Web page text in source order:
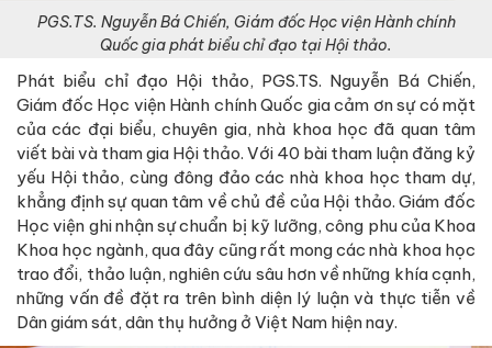
PGS.TS. Nguyễn Bá Chiến, Giám đốc Học viện Hành chính
Quốc gia phát biểu chỉ đạo tại Hội thảo.
Phát biểu chỉ đạo Hội thảo, PGS.TS. Nguyễn Bá Chiến,
Giám đốc Học viện Hành chính Quốc gia cảm ơn sự có mặt
của các đại biểu, chuyên gia, nhà khoa học đã quan tâm
viết bài và tham gia Hội thảo. Với 40 bài tham luận đăng kỷ
yếu Hội thảo, cùng đông đảo các nhà khoa học tham dự,
khẳng định sự quan tâm về chủ đề của Hội thảo. Giám đốc
Học viện ghi nhận sự chuẩn bị kỹ lưỡng, công phu của Khoa
Khoa học ngành, qua đây cũng rất mong các nhà khoa học
trao đổi, thảo luận, nghiên cứu sâu hơn về những khía cạnh,
những vấn đề đặt ra trên bình diện lý luận và thực tiễn về
Dân giám sát, dân thụ hưởng ở Việt Nam hiện nay.